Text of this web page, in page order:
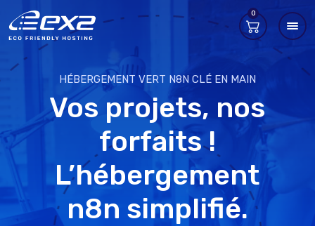
0
HÉBERGEMENT VERT N8N CLÉ EN MAIN
Vos projets, nos
forfaits !
L’hébergement
n8n simplifié.